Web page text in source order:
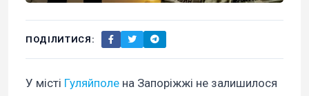
ПОДІЛИТИСЯ:
У місті Гуляйполе на Запоріжжі не залишилося